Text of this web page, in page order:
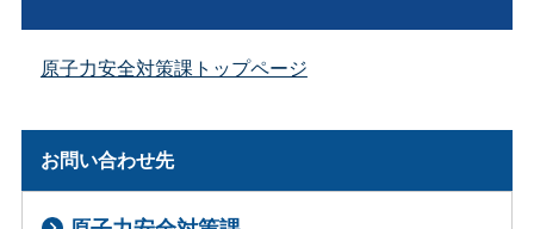
原子力安全対策課トップページ
お問い合わせ先